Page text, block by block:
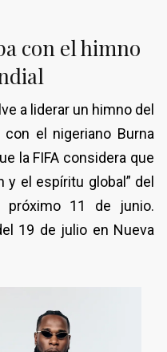
con el himno
a liderar un himno del
el nigeriano Burna
la FIFA considera que
y el espíritu global” del
próximo 11 de junio.
19 de julio en Nueva